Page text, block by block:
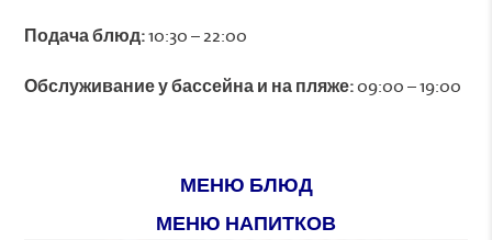
Подача блюд:10:30 – 22:00
Обслуживание у бассейна и на пляже:09:00 – 19:00
МЕНЮ БЛЮД
МЕНЮ НАПИТКОВ